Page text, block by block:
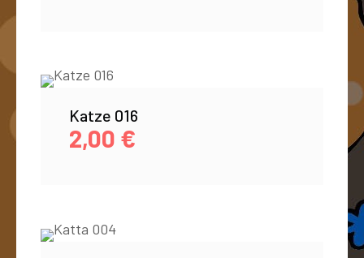
Katze 016
2,00 €